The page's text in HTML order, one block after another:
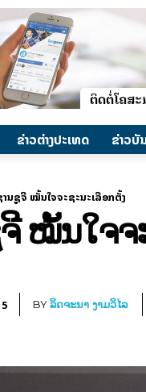
ຂ່າວຕ່າງປະເທດ ຂ່າວບັ
ານຊູຈີ ໝັ້ນໃຈຈະຊະນະເລືອກຕັ້ງ
ໝັ້ນໃຈຈ
BYລິດຈະນາ ງາມວິໄລ